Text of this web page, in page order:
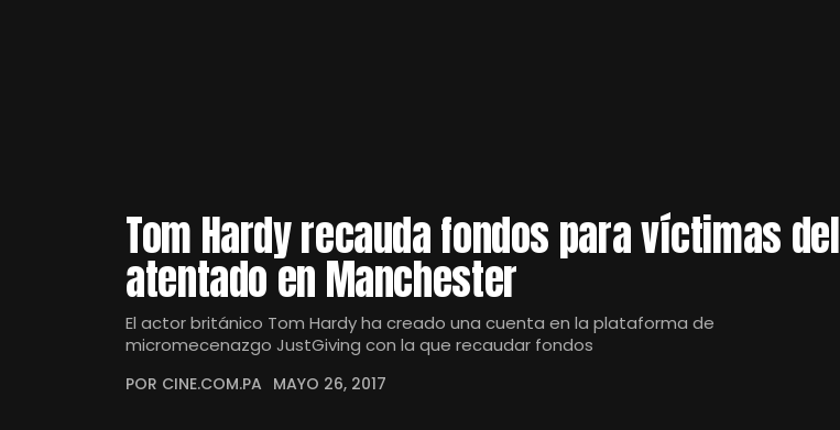
Tom Hardy recauda fondos para víctimas del
atentado en Manchester
El actor británico Tom Hardy ha creado una cuenta en la plataforma de
micromecenazgo JustGiving con la que recaudar fondos
POR CINE.COM.PA MAYO 26, 2017